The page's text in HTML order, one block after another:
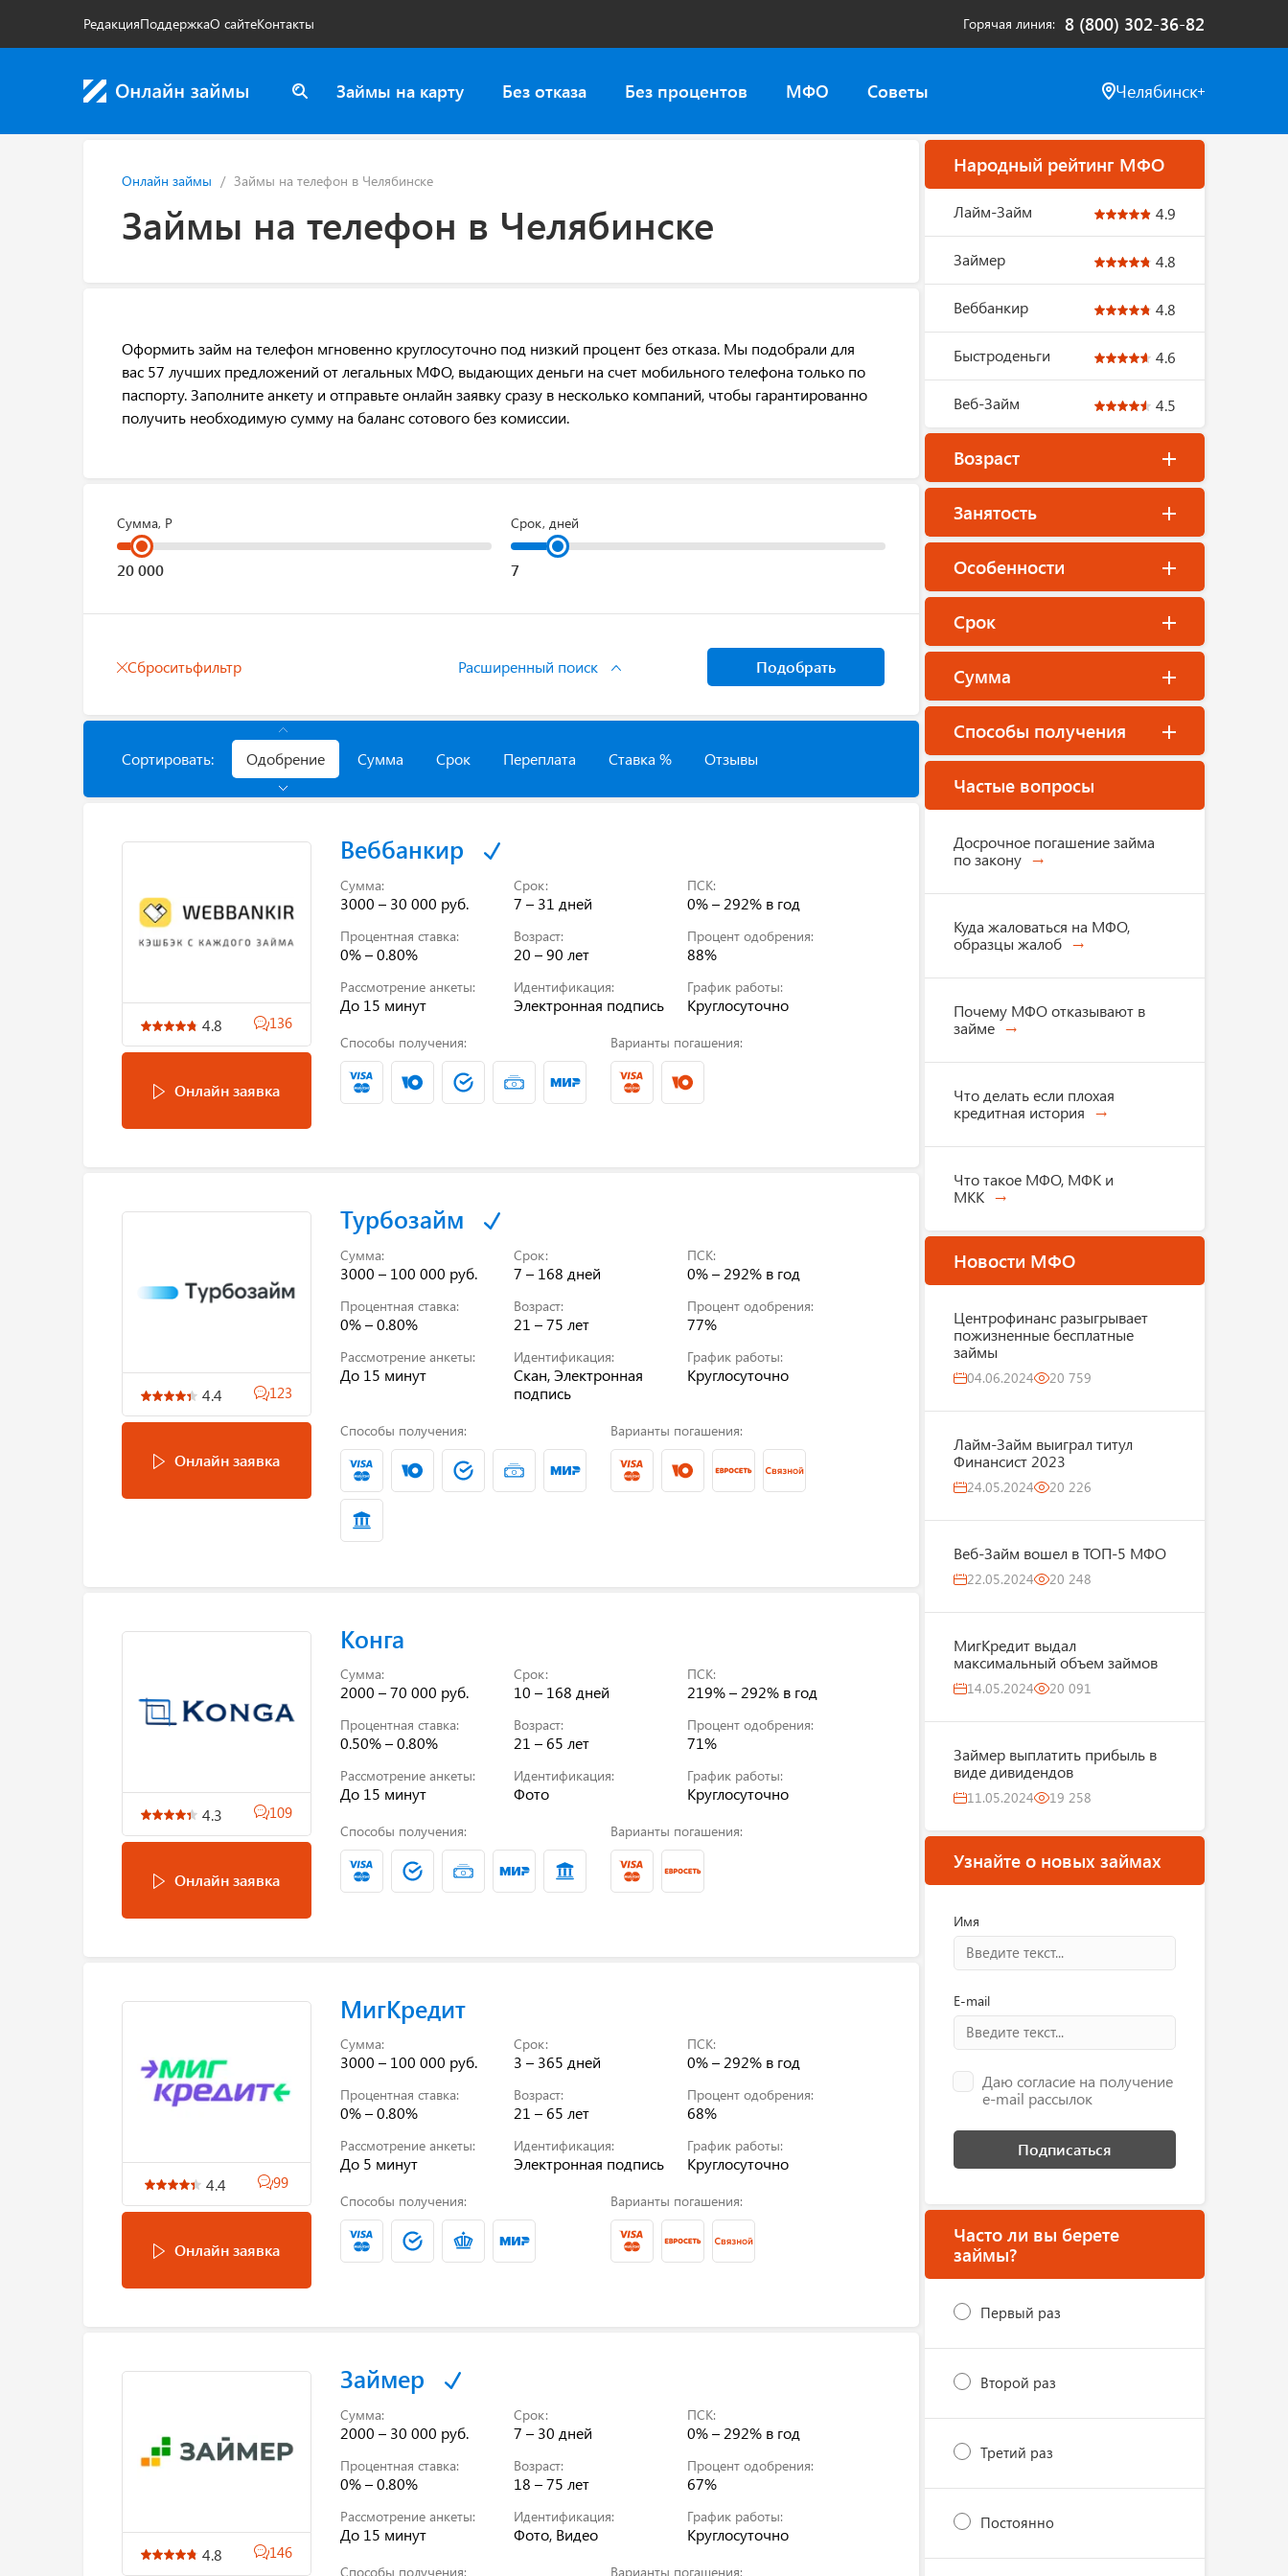
РедакцияПоддержкаО сайтеКонтакты Горячая линия 8 (800) 302-36-82
Займы на карту Без отказа Без процентов МФО Советы Челябинск
Онлайн займы Займы на телефон в Челябинске
Займы на телефон в Челябинске
Оформить займ на телефон мгновенно круглосуточно под низкий процент без отказа. Мы подобрали для
вас 57 лучших предложений от легальных МФО, выдающих деньги на счет мобильного телефона только по
паспорту. Заполните анкету и отправьте онлайн заявку сразу в несколько компаний, чтобы гарантированно
получить необходимую сумму на баланс сотового без комиссии.
Сумма, Р Срок, дней
Сброситьфильтр Расширенный поиск Подобрать
Сортировать: Одобрение Сумма Срок Переплата Ставка % Отзывы
4.8 136
Онлайн заявка
Веббанкир
Сумма:
3000 – 30 000 руб.
Срок:
7 – 31 дней
ПСК:
0% – 292% в год
Процентная ставка:
0% – 0.80%
Возраст:
20 – 90 лет
Процент одобрения:
88%
Рассмотрение анкеты:
До 15 минут
Идентификация:
Электронная подпись
График работы:
Круглосуточно
Способы получения: Варианты погашения:
4.4 123
Онлайн заявка
Турбозайм
Сумма:
3000 – 100 000 руб.
Срок:
7 – 168 дней
ПСК:
0% – 292% в год
Процентная ставка:
0% – 0.80%
Возраст:
21 – 75 лет
Процент одобрения:
77%
Рассмотрение анкеты:
До 15 минут
Идентификация:
Скан, Электронная
подпись
График работы:
Круглосуточно
Способы получения: Варианты погашения:
4.3 109
Онлайн заявка
Конга
Сумма:
2000 – 70 000 руб.
Срок:
10 – 168 дней
ПСК:
219% – 292% в год
Процентная ставка:
0.50% – 0.80%
Возраст:
21 – 65 лет
Процент одобрения:
71%
Рассмотрение анкеты:
До 15 минут
Идентификация:
Фото
График работы:
Круглосуточно
Способы получения: Варианты погашения:
4.4 99
Онлайн заявка
МигКредит
Сумма:
3000 – 100 000 руб.
Срок:
3 – 365 дней
ПСК:
0% – 292% в год
Процентная ставка:
0% – 0.80%
Возраст:
21 – 65 лет
Процент одобрения:
68%
Рассмотрение анкеты:
До 5 минут
Идентификация:
Электронная подпись
График работы:
Круглосуточно
Способы получения: Варианты погашения:
4.8 146
Займер
Сумма:
2000 – 30 000 руб.
Срок:
7 – 30 дней
ПСК:
0% – 292% в год
Процентная ставка:
0% – 0.80%
Возраст:
18 – 75 лет
Процент одобрения:
67%
Рассмотрение анкеты:
До 15 минут
Идентификация:
Фото, Видео
График работы:
Круглосуточно
Способы получения: Варианты погашения:
Народный рейтинг МФО
Лайм-Займ 4.9
Займер 4.8
Веббанкир 4.8
Быстроденьги 4.6
Веб-Займ 4.5
Возраст
Занятость
Особенности
Срок
Сумма
Способы получения
Частые вопросы
Досрочное погашение займа
по закону
Куда жаловаться на МФО,
образцы жалоб
Почему МФО отказывают в
займе
Что делать если плохая
кредитная история
Что такое МФО, МФК и
МКК
Новости МФО
Центрофинанс разыгрывает
пожизненные бесплатные
займы
04.06.2024 20 759
Лайм-Займ выиграл титул
Финансист 2023
24.05.2024 20 226
Веб-Займ вошел в ТОП-5 МФО
22.05.2024 20 248
МигКредит выдал
максимальный объем займов
14.05.2024 20 091
Займер выплатить прибыль в
виде дивидендов
11.05.2024 19 258
Узнайте о новых займах
Имя
E-mail
Даю согласие на получение
e-mail рассылок
Подписаться
Часто ли вы берете
займы?
Первый раз
Второй раз
Третий раз
Постоянно